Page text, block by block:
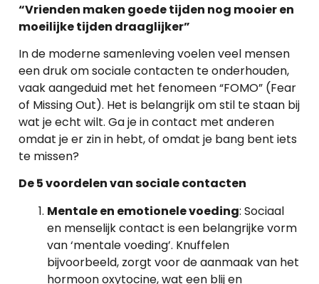
“Vrienden maken goede tijden nog mooier en
moeilijke tijden draaglijker”
In de moderne samenleving voelen veel mensen
een druk om sociale contacten te onderhouden,
vaak aangeduid met het fenomeen “FOMO” (Fear
of Missing Out). Het is belangrijk om stil te staan bij
wat je echt wilt. Ga je in contact met anderen
omdat je er zin in hebt, of omdat je bang bent iets
te missen?
De 5 voordelen van sociale contacten
Mentale en emotionele voeding: Sociaal
en menselijk contact is een belangrijke vorm
van ‘mentale voeding’. Knuffelen
bijvoorbeeld, zorgt voor de aanmaak van het
hormoon oxytocine, wat een blij en